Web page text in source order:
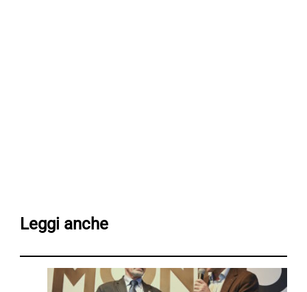
Leggi anche